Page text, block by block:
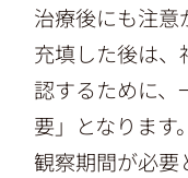
治療後にも注意
充填した後は
認するために、
要」となります
観察期間が必要